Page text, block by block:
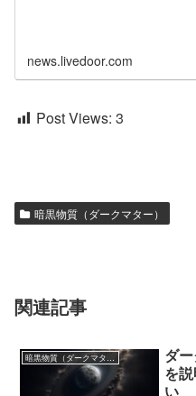
news.livedoor.com
Post Views: 3
暗黒物質（ダークマター）
関連記事
暗黒物質（ダークマター）
ダ
を
い